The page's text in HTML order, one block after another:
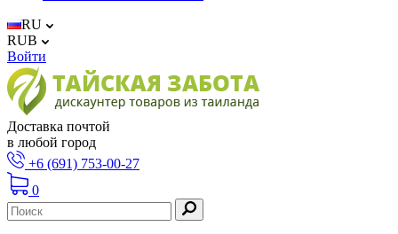
RU
RUB
Войти
Доставка почтой
в любой город
+6 (691) 753-00-27
0